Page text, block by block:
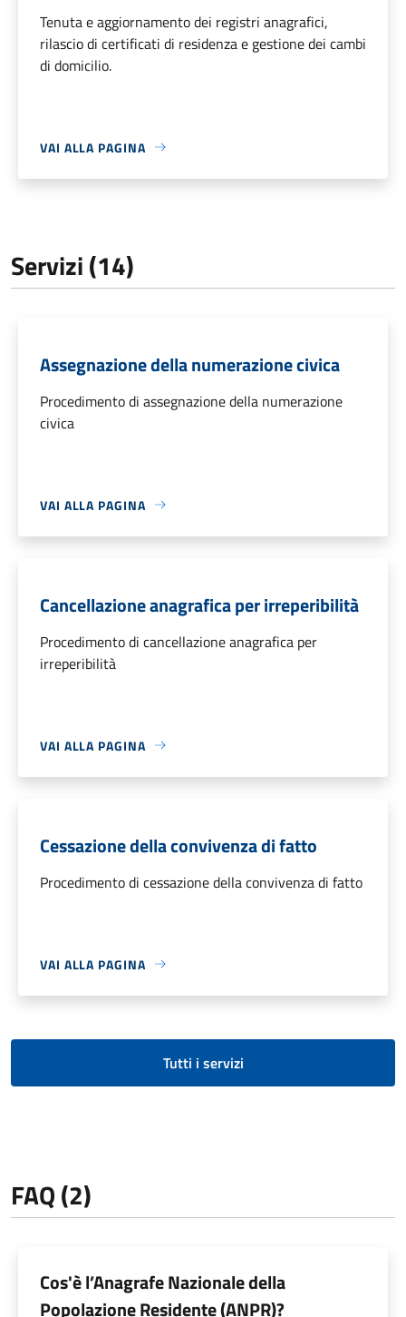
Tenuta e aggiornamento dei registri anagrafici,
rilascio di certificati di residenza e gestione dei cambi
di domicilio.
VAI ALLA PAGINA
Servizi (14)
Assegnazione della numerazione civica
Procedimento di assegnazione della numerazione
civica
VAI ALLA PAGINA
Cancellazione anagrafica per irreperibilità
Procedimento di cancellazione anagrafica per
irreperibilità
VAI ALLA PAGINA
Cessazione della convivenza di fatto
Procedimento di cessazione della convivenza di fatto
VAI ALLA PAGINA
Tutti i servizi
FAQ (2)
Cos'è l’Anagrafe Nazionale della
Popolazione Residente (ANPR)?